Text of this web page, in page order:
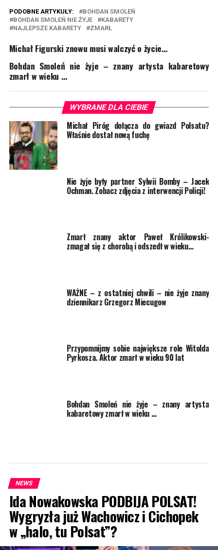
PODOBNE ARTYKUŁY:
BOHDAN SMOLEŃ
BOHDAN SMOLEŃ NIE ŻYJE
KABARETY
NAJLEPSZE KABARETY
ZMARŁ
Michał Figurski znowu musi walczyć o życie…
Bohdan Smoleń nie żyje – znany artysta kabaretowy
zmarł w wieku …
WYBRANE DLA CIEBIE
Michał Piróg dołącza do gwiazd Polsatu?
Właśnie dostał nową fuchę
Nie żyje były partner Sylwii Bomby – Jacek
Ochman. Zobacz zdjęcia z interwencji Policji!
Zmarł znany aktor Paweł Królikowski-
zmagał się z chorobą i odszedł w wieku…
WAŻNE – z ostatniej chwili – nie żyje znany
dziennikarz Grzegorz Miecugow
Przypomnijmy sobie największe role Witolda
Pyrkosza. Aktor zmarł w wieku 90 lat
Bohdan Smoleń nie żyje – znany artysta
kabaretowy zmarł w wieku …
NEWS
Ida Nowakowska PODBIJA POLSAT!
Wygryzła już Wachowicz i Cichopek
w „halo, tu Polsat”?